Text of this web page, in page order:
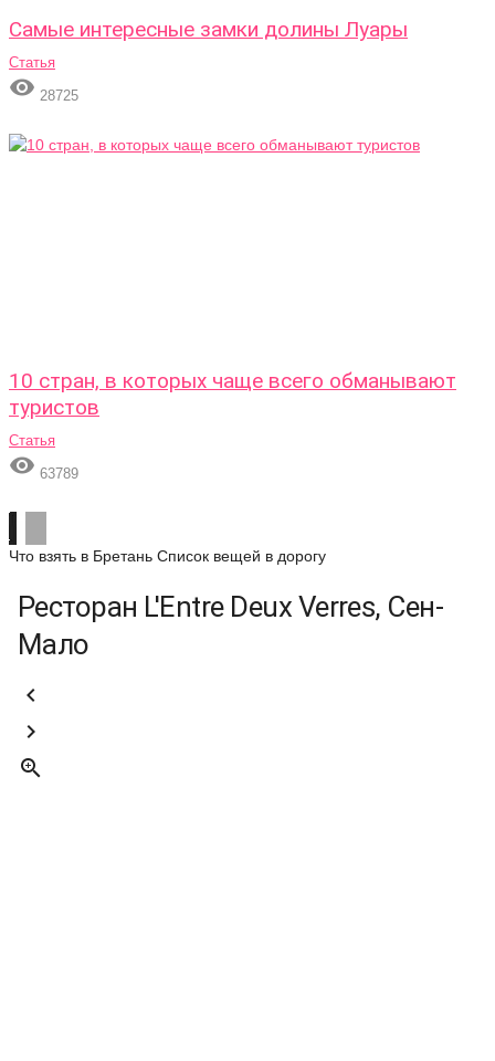
Самые интересные замки долины Луары
Статья
 28725
10 стран, в которых чаще всего обманывают
туристов
Статья
 63789
Что взять в Бретань Список вещей в дорогу
Ресторан L'Entre Deux Verres, Сен-
Мало


